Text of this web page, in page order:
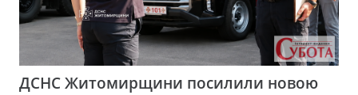
ДСНС Житомирщини посилили новою